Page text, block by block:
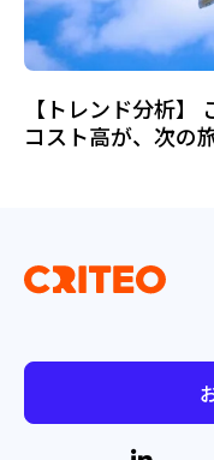
【トレンド分析】
コスト高が、次の